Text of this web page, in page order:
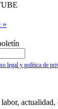
»
legal y política de
actualidad,